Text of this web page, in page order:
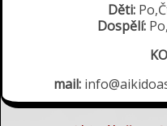
Děti:
Dospělí:
mail: